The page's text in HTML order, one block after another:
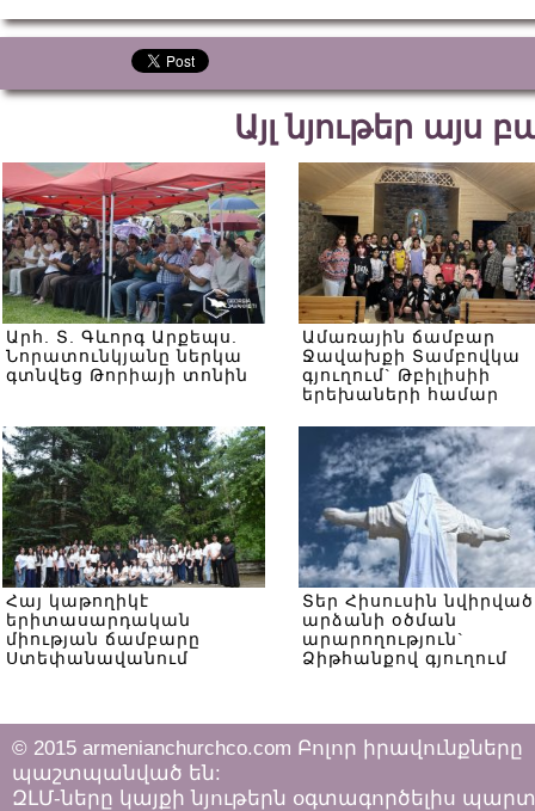
Այլ նյութեր այս
Արհ. Տ. Գևորգ Արքեպս.
Նորատունկյանը ներկա
գտնվեց Թորիայի տոնին
Ամառային ճամբար
Ջավախքի Տամբովկա
գյուղում` Թբիլիսիի
երեխաների համար
Հայ կաթողիկէ
երիտասարդական
միության ճամբարը
Ստեփանավանում
Տեր Հիսուսին նվիրված
արձանի օծման
արարողություն`
Ձիթհանքով գյուղում
© 2015 armenianchurchco.com Բոլոր իրավունքները
պաշտպանված են:
ԶԼՄ-ները կայքի նյութերն օգտագործելիս